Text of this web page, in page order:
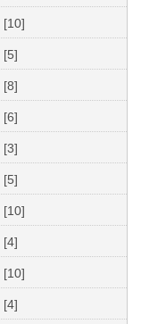
[10]
[5]
[8]
[6]
[3]
[5]
[10]
[4]
[10]
[4]